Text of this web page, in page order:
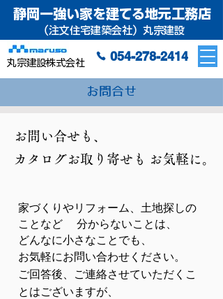
静岡一強い家を建てる地元工務店
（注文住宅建築会社）丸宗建設
054-278-2414
丸宗建設株式会社
お問合せ
カタログお取り寄せも お気軽に。
お問い合せも、
家づくりやリフォーム、土地探しの
分からないことは、
お気軽にお問い合わせください。
ご回答後、ご連絡させていただくこ
とはございますが、
ことなど
どんなに小さなことでも、